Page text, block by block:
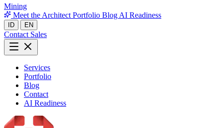
Mining
Meet the Architect Portfolio Blog AI Readiness
ID EN
Contact Sales
Services
Portfolio
Blog
Contact
AI Readiness